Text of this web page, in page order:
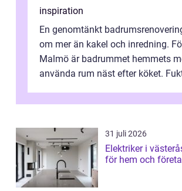
inspiration
En genomtänkt
om mer än kakel och inredning.
Malmö är badrummet hemmets
använda rum näst efter köket.
...
31 juli 2026
Elektriker i västerås trygg
för hem och